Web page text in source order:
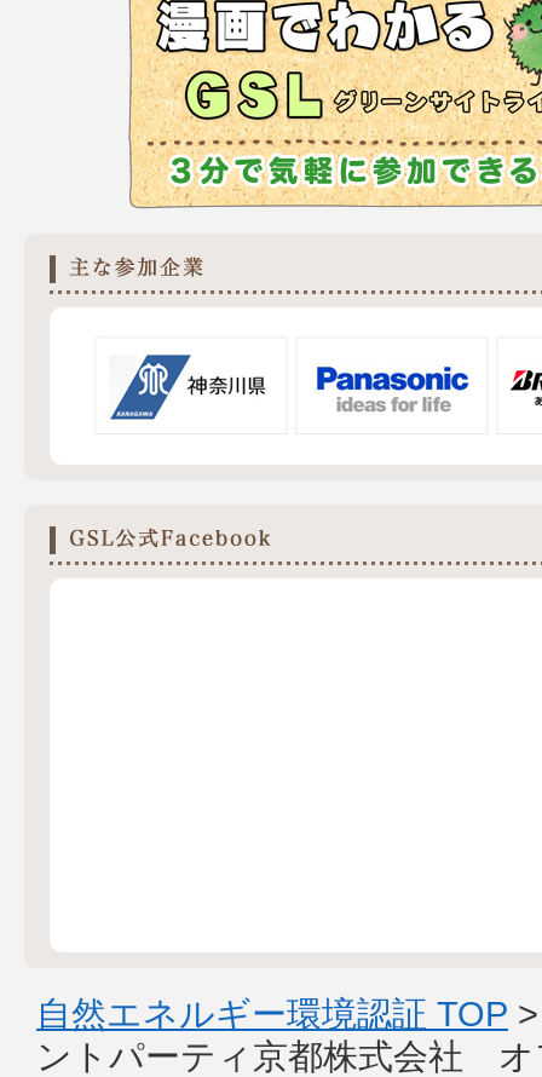
自然エネルギー環境認証 TOP
ントパーティ京都株式会社